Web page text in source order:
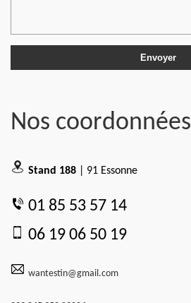
Nos coordonnées
Stand 188 | 91 Essonne
01 85 53 57 14
06 19 06 50 19
wantestin@gmail.com